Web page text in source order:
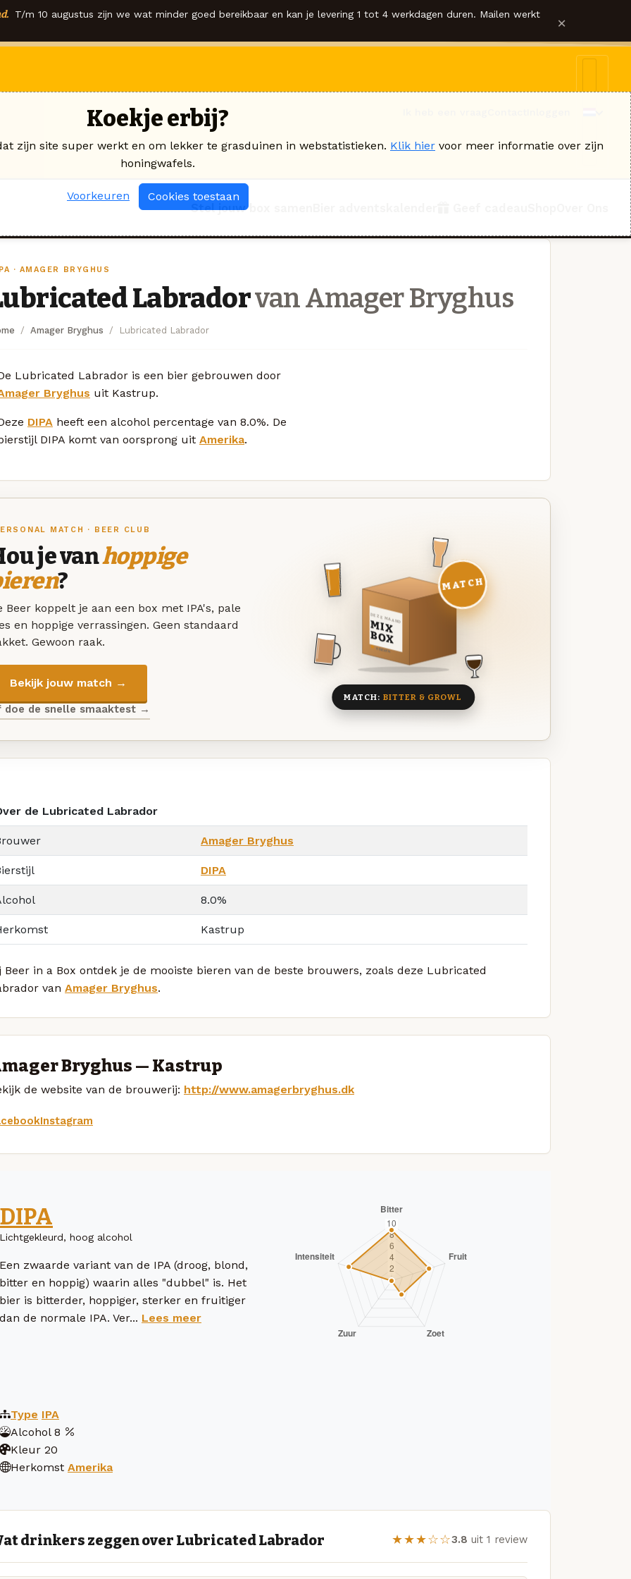
T/m 10 augustus zijn we wat minder goed bereikbaar en kan je levering 1 tot 4 werkdagen duren. Mailen werkt ×
Stel jouw box samen
· AMAGER BRYGHUS
Labradorvan Amager Bryghus
Amager Bryghus Lubricated Labrador
Lubricated Labrador is een bier gebrouwen door
Bryghus uit Kastrup.
DIPA heeft een alcohol percentage van 8.0%. De
DIPA komt van oorsprong uit Amerika.
MATCH · BEER CLUB
je vanhoppige
?
Beer koppelt je aan een box met IPA's, pale
en hoppige verrassingen. Geen standaard
Gewoon raak.
Bekijk jouw match →
doe de snelle smaaktest →
DEZE MAAND
MIX
BOX
8 BIEREN
MATCH
MATCH: BITTER & GROWL
de Lubricated Labrador
Amager Bryghus
DIPA
8.0%
Kastrup
Beer in a Box ontdek je de mooiste bieren van de beste brouwers, zoals deze Lubricated
van Amager Bryghus.
Bryghus — Kastrup
de website van de brouwerij: http://www.amagerbryghus.dk
Instagram
DIPA
Lichtgekleurd, hoog alcohol
Een zwaarde variant van de IPA (droog, blond,
bitter en hoppig) waarin alles "dubbel" is. Het
bier is bitterder, hoppiger, sterker en fruitiger
dan de normale IPA. Ver... Lees meer
Type IPA
Alcohol 8
Kleur 20
Herkomst Amerika
drinkers zeggen over Lubricated Labrador ★★★☆☆3.8 uit 1 review
Koekje erbij?
zijn site super werkt en om lekker te grasduinen in webstatistieken. Klik hier voor meer informatie over zijn
honingwafels.
Voorkeuren Cookies toestaan